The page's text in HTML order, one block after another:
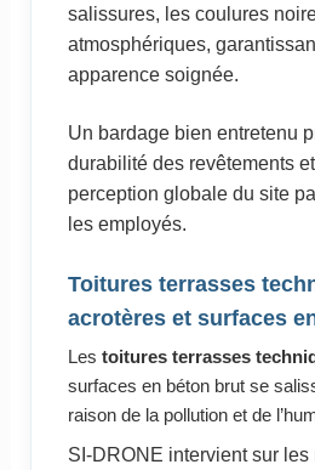
salissures, les coulures
atmosphériques,
apparence soignée.
Un bardage bien entretenu
durabilité des revêtements
perception globale du site
les employés.
Toitures terrasses
acrotères et surfaces
Les toitures terrasses
surfaces en béton brut se
raison de la pollution et de
SI-DRONE intervient sur les